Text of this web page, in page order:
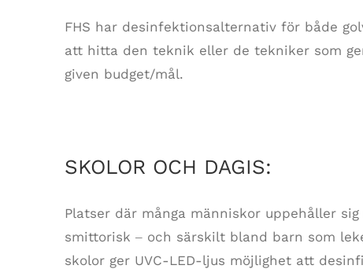
FHS har desinfektionsalternativ för både
att hitta den teknik eller de tekniker som
given budget/mål.
SKOLOR OCH DAGIS:
Platser där många människor uppehåller
smittorisk ‒ och särskilt bland barn som
skolor ger UVC-LED-ljus möjlighet att